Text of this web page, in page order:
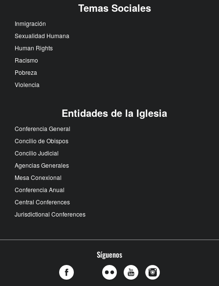
Temas Sociales
Inmigración
Sexualidad Humana
Human Rights
Racismo
Pobreza
Violencia
Entidades de la Iglesia
Conferencia General
Concilio de Obispos
Concilio Judicial
Agencias Generales
Mesa Conexional
Conferencia Anual
Central Conferences
Jurisdictional Conferences
Síguenos